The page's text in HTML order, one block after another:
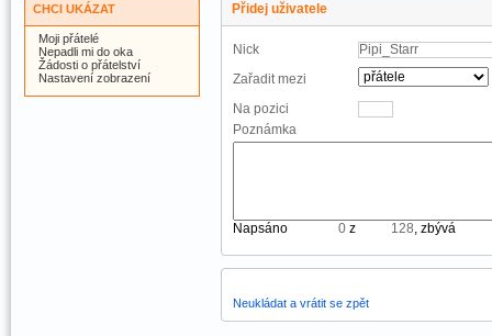
CHCI UKÁZAT
Moji přátelé
Nepadli mi do oka
Žádosti o přátelství
Nastavení zobrazení
Přidej uživatele
Nick
Zařadit mezi
Na pozici
Poznámka
Napsáno z , zbývá
Neukládat a vrátit se zpět